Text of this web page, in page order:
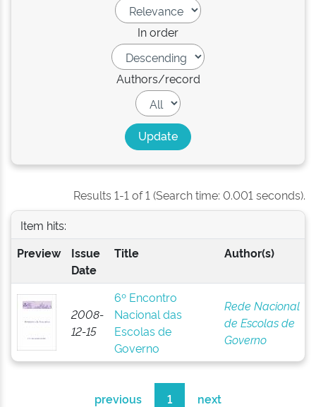
In order
Authors/record
Results 1-1 of 1 (Search time: 0.001 seconds).
Item hits:
Preview
Issue
Date
Title Author(s)
2008-
12-15
6º Encontro
Nacional das
Escolas de
Governo
Rede Nacional
de Escolas de
Governo
previous 1 next